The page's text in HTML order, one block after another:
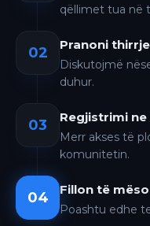
qëllimet tua në
02 Pranoni
Diskutojmë
duhur.
03 Regjistrimi
Merr akses të
komunitetin.
04 Fillon të
Poashtu edhe